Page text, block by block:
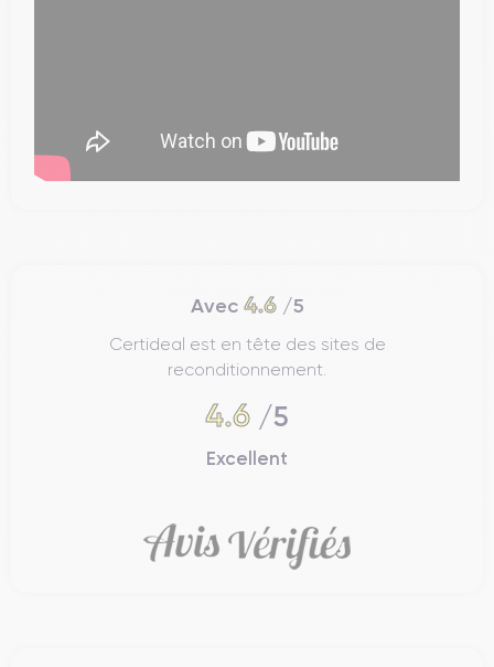
Avec 4.6/5
Certideal est en tête des sites de
reconditionnement.
4.6 /5
Excellent